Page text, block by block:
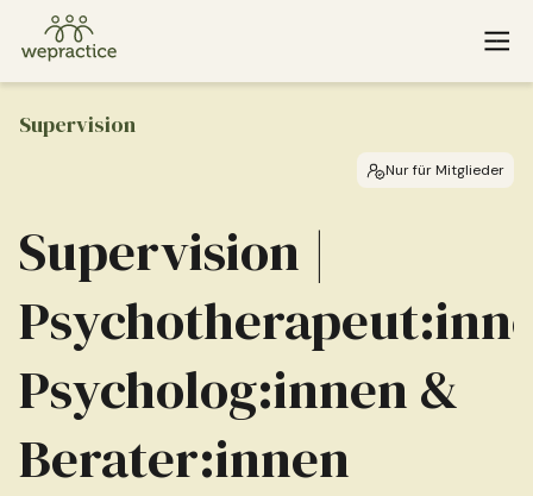
sofortige Hilfe benötigt, rufen Sie bitte 143 an. Finden Sie
weitere Notfallressourcenhier.
© 2026 WePractice.
Supervision
Nur für Mitglieder
Supervision |
Psycholog:innen &
Berater:innen